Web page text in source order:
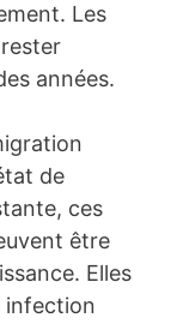
Les
années.
de
ces
être
Elles
infection